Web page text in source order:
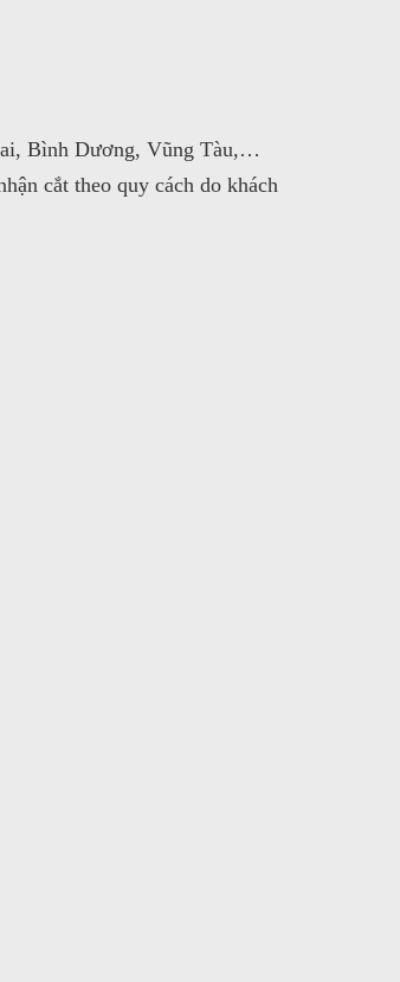
Bình Dương, Vũng Tàu,…
cắt theo quy cách do khách